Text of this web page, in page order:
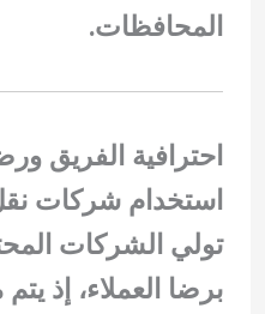
المحافظات.
احترافية الفريق
استخدام شركات
تولي الشركات
برضا العملاء، إذ